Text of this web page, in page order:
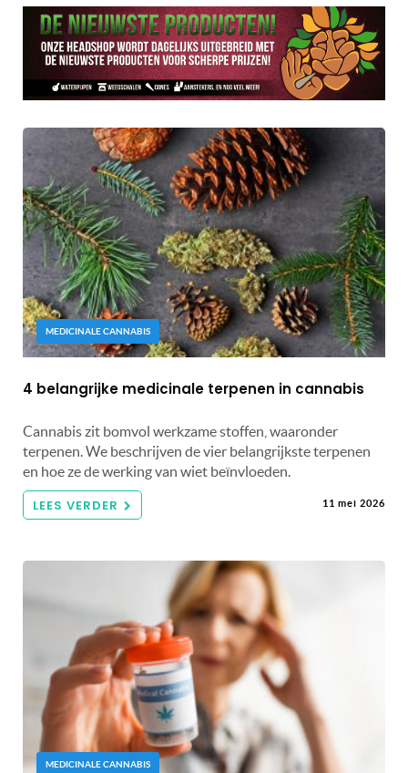
MEDICINALE CANNABIS
4 belangrijke medicinale terpenen in cannabis
Cannabis zit bomvol werkzame stoffen, waaronder
terpenen. We beschrijven de vier belangrijkste terpenen
en hoe ze de werking van wiet beïnvloeden.
LEES VERDER 11 mei 2026
MEDICINALE CANNABIS